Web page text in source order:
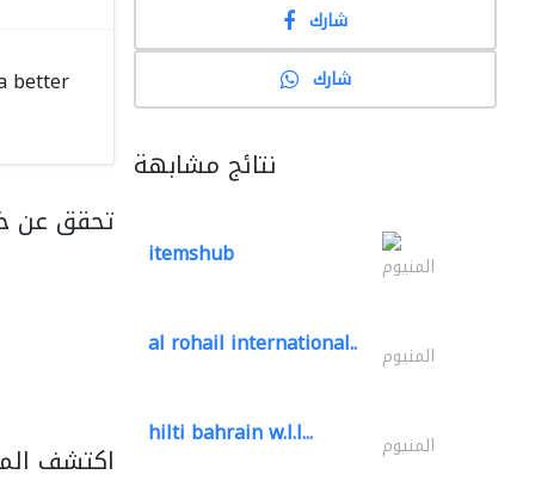
better
تحقق عن
اكتشف
شارك
شارك
نتائج مشابهة
itemshub المنيوم
al rohail international.. المنيوم
hilti bahrain w.l.l... المنيوم